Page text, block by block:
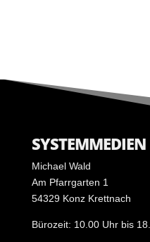
SYSTEMMEDIEN
Michael Wald
Am Pfarrgarten 1
54329 Konz Krettnach
Bürozeit: 10.00 Uhr bis